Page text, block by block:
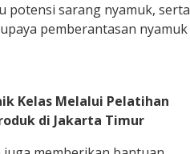
potensi sarang nyamuk, serta
pemberantasan nyamuk
Kelas Melalui Pelatihan
di Jakarta Timur